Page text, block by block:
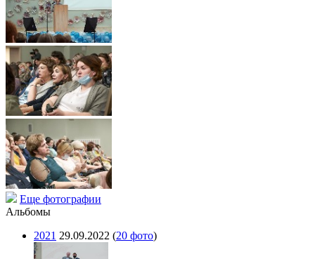
Еще фотографии
Альбомы
2021 29.09.2022 (20 фото)